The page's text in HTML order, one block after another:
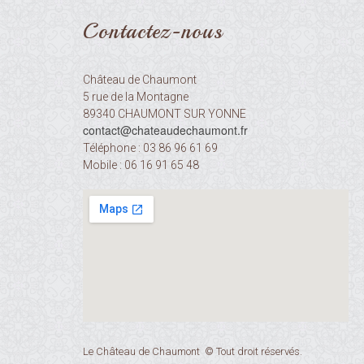
Contactez-nous
Château de Chaumont
5 rue de la Montagne
89340 CHAUMONT SUR YONNE
contact@chateaudechaumont.fr​​​​​​​
Téléphone : 03 86 96 61 69
Mobile : 06 16 91 65 48
Le Château de Chaumont © Tout droit réservés.